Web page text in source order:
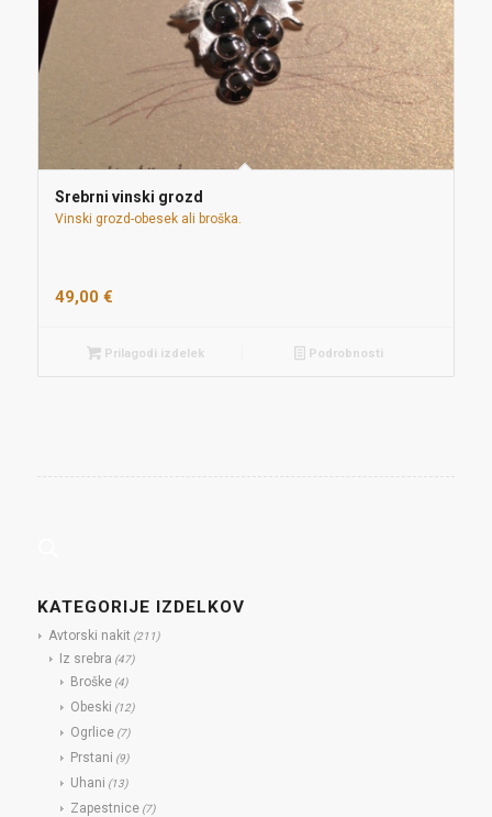
Srebrni vinski grozd
Vinski grozd-obesek ali broška.
49,00 €
Prilagodi izdelek Podrobnosti
KATEGORIJE IZDELKOV
Avtorski nakit (211)
Iz srebra (47)
Broške (4)
Obeski (12)
Ogrlice (7)
Prstani (9)
Uhani (13)
Zapestnice (7)